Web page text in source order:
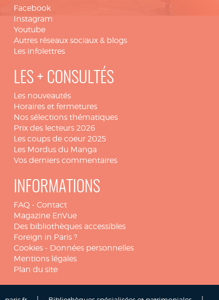
Facebook
Instagram
Youtube
Autres réseaux sociaux & blogs
Les infolettres
LES + CONSULTÉS
Les nouveautés
Horaires et fermetures
Nos sélections thématiques
Prix des lecteurs 2026
Les coups de coeur 2025
Les Mordus du Manga
Vos derniers commentaires
INFORMATIONS
FAQ - Contact
Magazine EnVue
Des bibliothèques accessibles
Foreign in Paris ?
Cookies - Données personnelles
Mentions légales
Plan du site